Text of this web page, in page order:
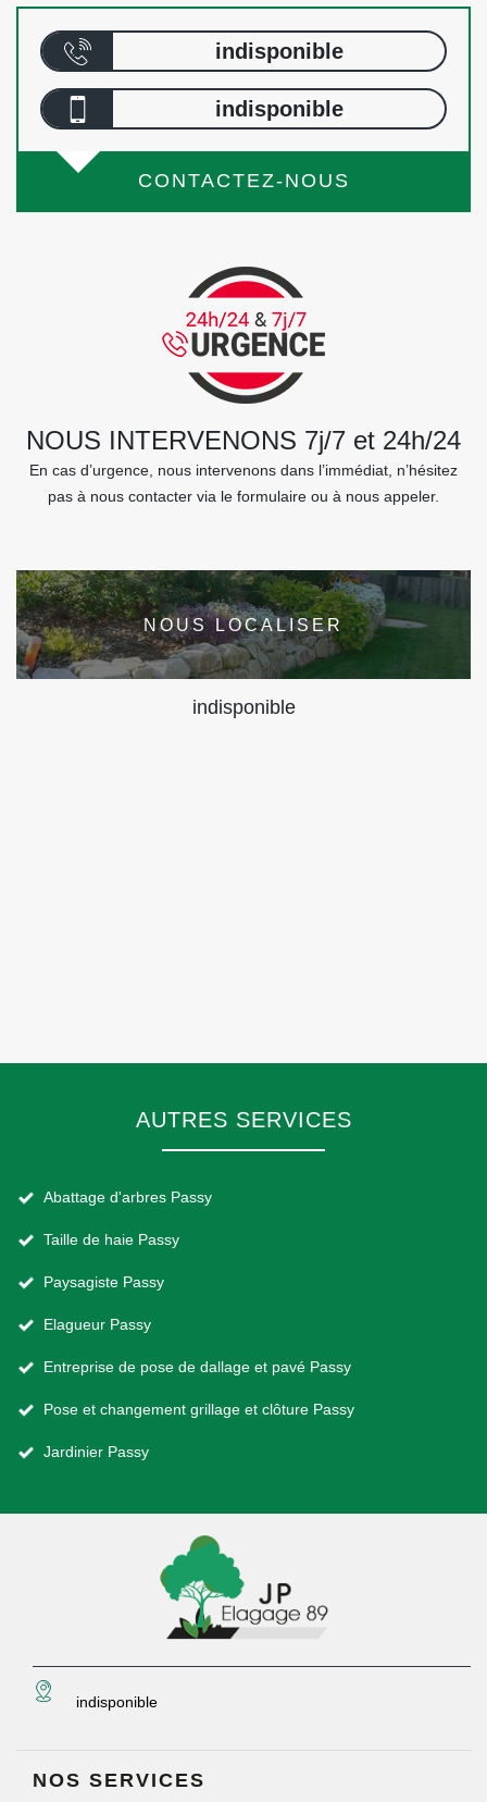
indisponible
indisponible
CONTACTEZ-NOUS
NOUS INTERVENONS 7j/7 et 24h/24
En cas d’urgence, nous intervenons dans l’immédiat, n’hésitez
pas à nous contacter via le formulaire ou à nous appeler.
NOUS LOCALISER
indisponible
AUTRES SERVICES
Abattage d'arbres Passy
Taille de haie Passy
Paysagiste Passy
Elagueur Passy
Entreprise de pose de dallage et pavé Passy
Pose et changement grillage et clôture Passy
Jardinier Passy
indisponible
NOS SERVICES